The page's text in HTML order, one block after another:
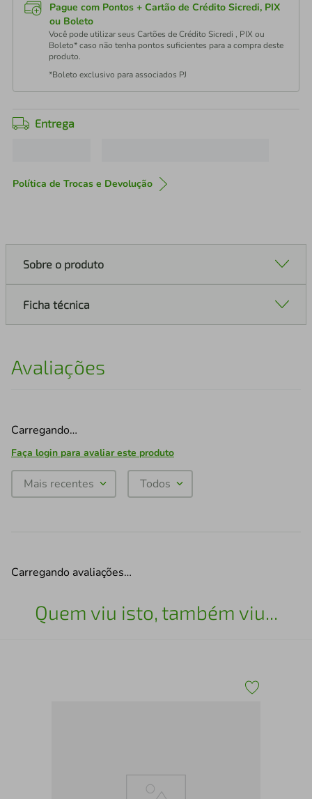
Pague com Pontos + Cartão de Crédito Sicredi, PIX
ou Boleto
Você pode utilizar seus Cartões de Crédito Sicredi , PIX ou
Boleto* caso não tenha pontos suficientes para a compra deste
produto.
*Boleto exclusivo para associados PJ
Entrega
Política de Trocas e Devolução
Sobre o produto
Ficha técnica
Avaliações
Carregando…
Faça login para avaliar este produto
Mais recentes Todos
Carregando avaliações…
Quem viu isto, também viu...